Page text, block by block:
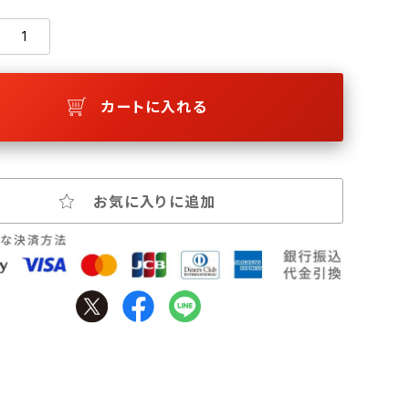
カートに入れる
お気に入りに追加